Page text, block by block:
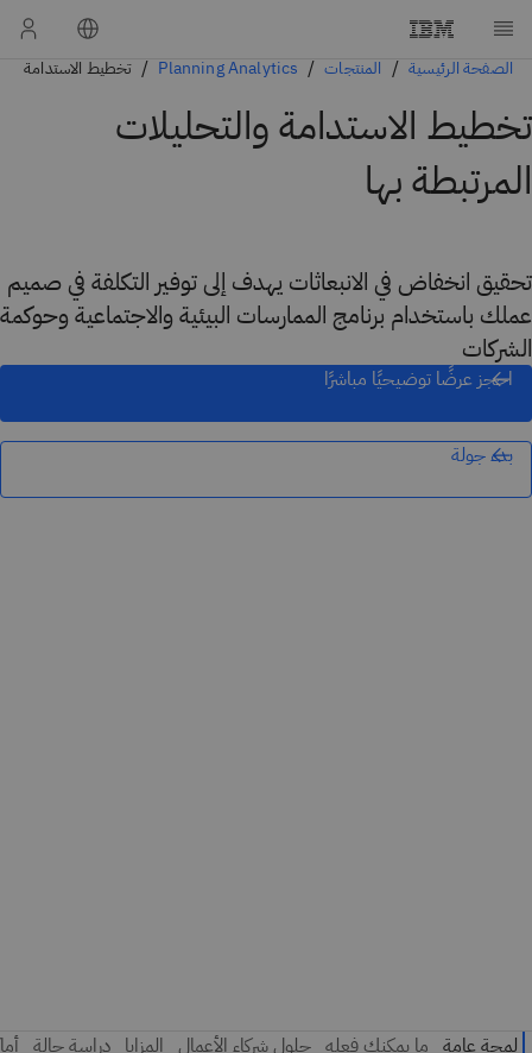
الصفحة الرئيسية المنتجات Planning Analytics تخطيط الاستدامة
تخطيط الاستدامة والتحليلات
المرتبطة بها
تحقيق انخفاض في الانبعاثات يهدف إلى توفير التكلفة في صميم
عملك باستخدام برنامج الممارسات البيئية والاجتماعية وحوكمة
الشركات
احجز عرضًا توضيحيًا مباشرًا
بدء جولة